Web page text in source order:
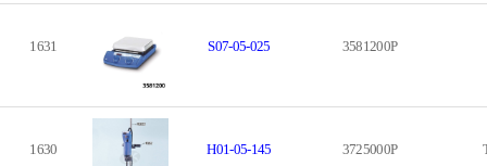
1631 S07-05-025 3581200P
1630 H01-05-145 3725000P